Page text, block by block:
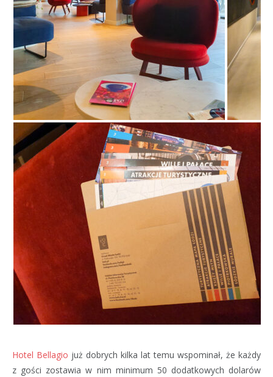
Hotel Bellagio już dobrych kilka lat temu wspominał, że każdy
z gości zostawia w nim minimum 50 dodatkowych dolarów